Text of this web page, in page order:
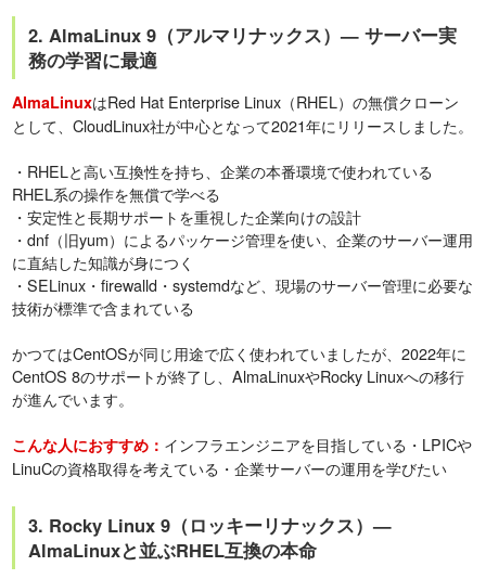
2. AlmaLinux 9（アルマリナックス）— サーバー実
務の学習に最適
AlmaLinuxはRed Hat Enterprise Linux（RHEL）の無償クローン
として、CloudLinux社が中心となって2021年にリリースしました。
・RHELと高い互換性を持ち、企業の本番環境で使われている
RHEL系の操作を無償で学べる
・安定性と長期サポートを重視した企業向けの設計
・dnf（旧yum）によるパッケージ管理を使い、企業のサーバー運用
に直結した知識が身につく
・SELinux・firewalld・systemdなど、現場のサーバー管理に必要な
技術が標準で含まれている
かつてはCentOSが同じ用途で広く使われていましたが、2022年に
CentOS 8のサポートが終了し、AlmaLinuxやRocky Linuxへの移行
が進んでいます。
こんな人におすすめ： インフラエンジニアを目指している・LPICや
LinuCの資格取得を考えている・企業サーバーの運用を学びたい
3. Rocky Linux 9（ロッキーリナックス）—
AlmaLinuxと並ぶRHEL互換の本命